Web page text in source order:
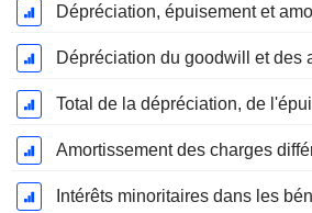
DécembreDépréciation, épuisement et
Amortissement des charges
Intérêts minoritaires dans les